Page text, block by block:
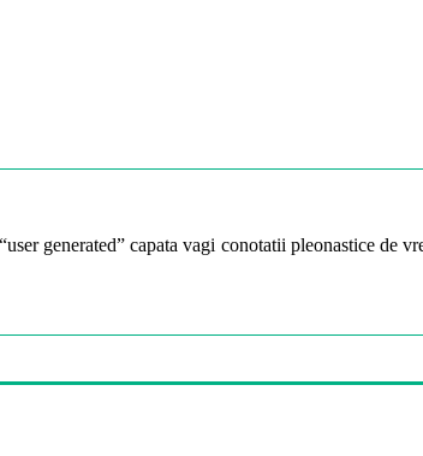
generated” capata vagi conotatii pleonastice de